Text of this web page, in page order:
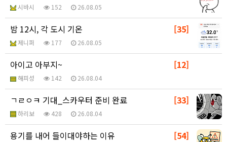
시바시 152 26.08.05
[35]
밤 12시, 각 도시 기온
제니퍼 177 26.08.05
[12]
아이고 아부지~
해피성 142 26.08.04
[33]
ㄱㄹㅇㅋ 기대_스카우터 준비 완료
하리보 428 26.08.04
[54]
용기를 내어 들이대야하는 이유